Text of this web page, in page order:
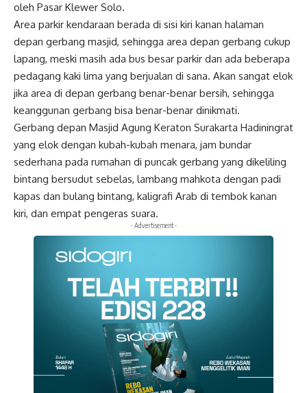
oleh Pasar Klewer Solo.
Area parkir kendaraan berada di sisi kiri kanan halaman
depan gerbang masjid, sehingga area depan gerbang cukup
lapang, meski masih ada bus besar parkir dan ada beberapa
pedagang kaki lima yang berjualan di sana. Akan sangat elok
jika area di depan gerbang benar-benar bersih, sehingga
keanggunan gerbang bisa benar-benar dinikmati.
Gerbang depan Masjid Agung Keraton Surakarta Hadiningrat
yang elok dengan kubah-kubah menara, jam bundar
sederhana pada rumahan di puncak gerbang yang dikeliling
bintang bersudut sebelas, lambang mahkota dengan padi
kapas dan bulang bintang, kaligrafi Arab di tembok kanan
kiri, dan empat pengeras suara.
- Advertisement -